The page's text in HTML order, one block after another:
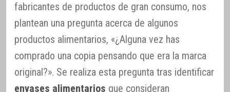
fabricantes de productos de gran consumo, nos
plantean una pregunta acerca de algunos
productos alimentarios, «¿Alguna vez has
comprado una copia pensando que era la marca
original?». Se realiza esta pregunta tras identificar
envases alimentarios que consideran